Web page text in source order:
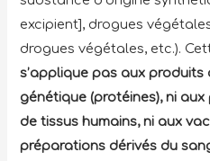
excipient], drogues
drogues végétales, etc.).
s’applique pas aux
génétique (protéines), ni
detissus humains, ni aux
préparations dérivés du